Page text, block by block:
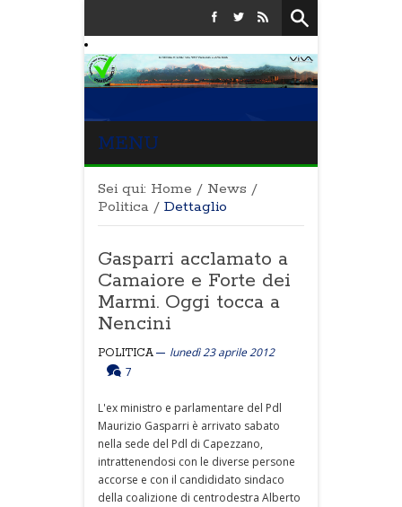
MENU
Sei qui: Home / News /
Politica / Dettaglio
Gasparri acclamato a
Camaiore e Forte dei
Marmi. Oggi tocca a
Nencini
POLITICA
lunedì 23 aprile 2012
7
L'ex ministro e parlamentare del Pdl
Maurizio Gasparri è arrivato sabato
nella sede del Pdl di Capezzano,
intrattenendosi con le diverse persone
accorse e con il candididato sindaco
della coalizione di centrodestra Alberto